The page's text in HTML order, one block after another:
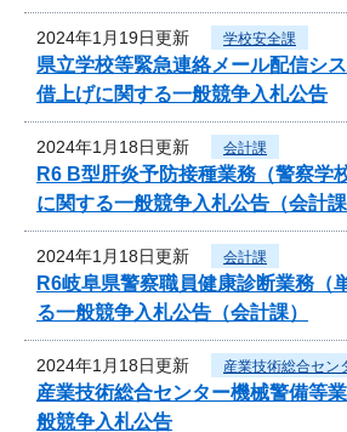
2024年1月19日更新 学校安全課
県立学校等緊急連絡メール配信シ
借上げに関する一般競争入札公告
2024年1月18日更新 会計課
R6 B型肝炎予防接種業務（警察学
に関する一般競争入札公告（会計課
2024年1月18日更新 会計課
R6岐阜県警察職員健康診断業務（
る一般競争入札公告（会計課）
2024年1月18日更新 産業技術総合セン
産業技術総合センター機械警備等
般競争入札公告